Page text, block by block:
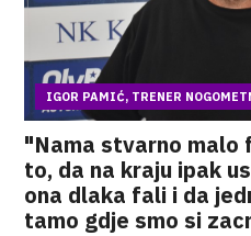
IGOR PAMIĆ, TRENER
"Nama stvarno malo
to, da na kraju ipak
ona dlaka fali i da
tamo gdje smo si